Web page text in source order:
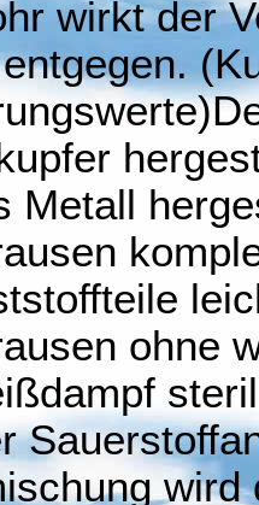
wirkt der
Metall
ohne
wird